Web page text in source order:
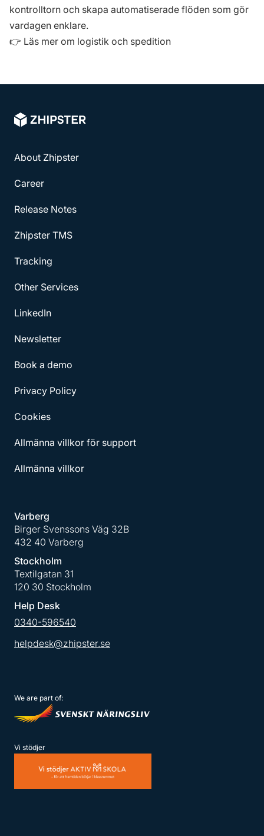
kontrolltorn och skapa automatiserade flöden som gör
vardagen enklare.
👉 Läs mer om logistik och spedition
About Zhipster
Career
Release Notes
Zhipster TMS
Tracking
Other Services
LinkedIn
Newsletter
Book a demo
Privacy Policy
Cookies
Allmänna villkor för support
Allmänna villkor
Varberg
Birger Svenssons Väg 32B
432 40 Varberg
Stockholm
Textilgatan 31
120 30 Stockholm
Help Desk
0340-596540
helpdesk@zhipster.se
We are part of:
Vi stödjer